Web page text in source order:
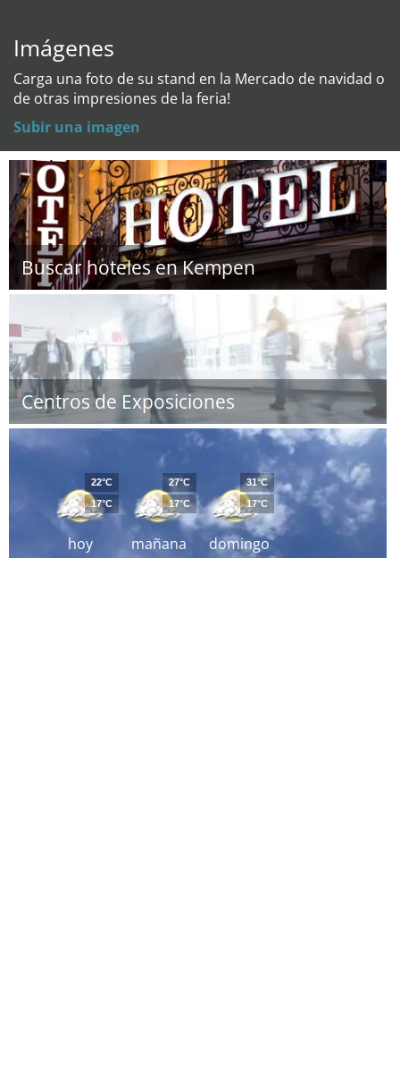
Imágenes
Carga una foto de su stand en la Mercado de navidad o
de otras impresiones de la feria!
Subir una imagen
Buscar hoteles en Kempen
Centros de Exposiciones
hoy
22°C
17°C
mañana
27°C
17°C
domingo
31°C
17°C